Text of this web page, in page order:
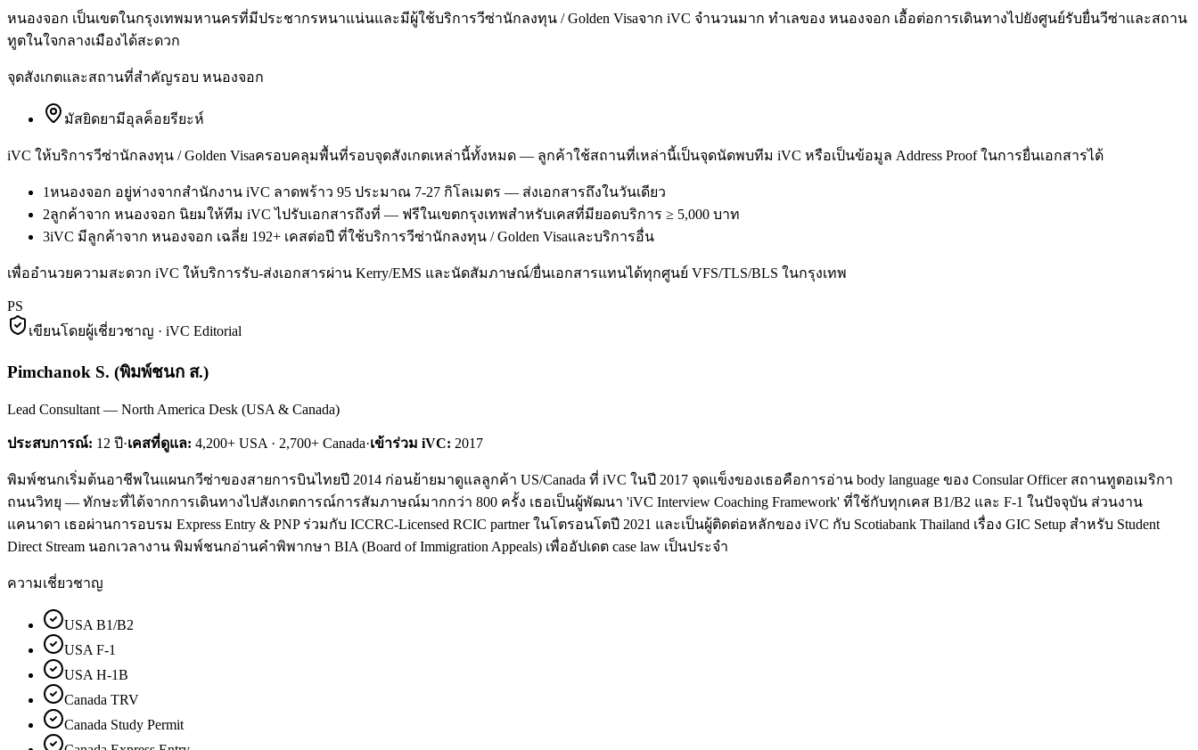
หนองจอก เป็นเขตในกรุงเทพมหานครที่มีประชากรหนาแน่นและมีผู้ใช้บริการวีซ่านักลงทุน / Golden Visaจาก iVC จำนวนมาก ทำเลของ หนองจอก เอื้อต่อการเดินทางไปยังศูนย์รับยื่นวีซ่าและสถาน
ทูตในใจกลางเมืองได้สะดวก
จุดสังเกตและสถานที่สำคัญรอบ หนองจอก
มัสยิดยามีอุลค็อยรียะห์
iVC ให้บริการวีซ่านักลงทุน / Golden Visaครอบคลุมพื้นที่รอบจุดสังเกตเหล่านี้ทั้งหมด — ลูกค้าใช้สถานที่เหล่านี้เป็นจุดนัดพบทีม iVC หรือเป็นข้อมูล Address Proof ในการยื่นเอกสารได้
1หนองจอก อยู่ห่างจากสำนักงาน iVC ลาดพร้าว 95 ประมาณ 7-27 กิโลเมตร — ส่งเอกสารถึงในวันเดียว
2ลูกค้าจาก หนองจอก นิยมให้ทีม iVC ไปรับเอกสารถึงที่ — ฟรีในเขตกรุงเทพสำหรับเคสที่มียอดบริการ ≥ 5,000 บาท
3iVC มีลูกค้าจาก หนองจอก เฉลี่ย 192+ เคสต่อปี ที่ใช้บริการวีซ่านักลงทุน / Golden Visaและบริการอื่น
เพื่ออำนวยความสะดวก iVC ให้บริการรับ-ส่งเอกสารผ่าน Kerry/EMS และนัดสัมภาษณ์/ยื่นเอกสารแทนได้ทุกศูนย์ VFS/TLS/BLS ในกรุงเทพ
PS
เขียนโดยผู้เชี่ยวชาญ · iVC Editorial
Pimchanok S. (พิมพ์ชนก ส.)
Lead Consultant — North America Desk (USA & Canada)
ประสบการณ์: 12 ปี·เคสที่ดูแล: 4,200+ USA · 2,700+ Canada·เข้าร่วม iVC: 2017
พิมพ์ชนกเริ่มต้นอาชีพในแผนกวีซ่าของสายการบินไทยปี 2014 ก่อนย้ายมาดูแลลูกค้า US/Canada ที่ iVC ในปี 2017 จุดแข็งของเธอคือการอ่าน body language ของ Consular Officer สถานทูตอเมริกา
ถนนวิทยุ — ทักษะที่ได้จากการเดินทางไปสังเกตการณ์การสัมภาษณ์มากกว่า 800 ครั้ง เธอเป็นผู้พัฒนา 'iVC Interview Coaching Framework' ที่ใช้กับทุกเคส B1/B2 และ F-1 ในปัจจุบัน ส่วนงาน
แคนาดา เธอผ่านการอบรม Express Entry & PNP ร่วมกับ ICCRC-Licensed RCIC partner ในโตรอนโตปี 2021 และเป็นผู้ติดต่อหลักของ iVC กับ Scotiabank Thailand เรื่อง GIC Setup สำหรับ Student
Direct Stream นอกเวลางาน พิมพ์ชนกอ่านคำพิพากษา BIA (Board of Immigration Appeals) เพื่ออัปเดต case law เป็นประจำ
ความเชี่ยวชาญ
USA B1/B2
USA F-1
USA H-1B
Canada TRV
Canada Study Permit